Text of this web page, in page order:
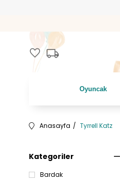
favorite local_shipping
Oyuncak
Anasayfa Tyrrell Katz
Kategoriler
Bardak